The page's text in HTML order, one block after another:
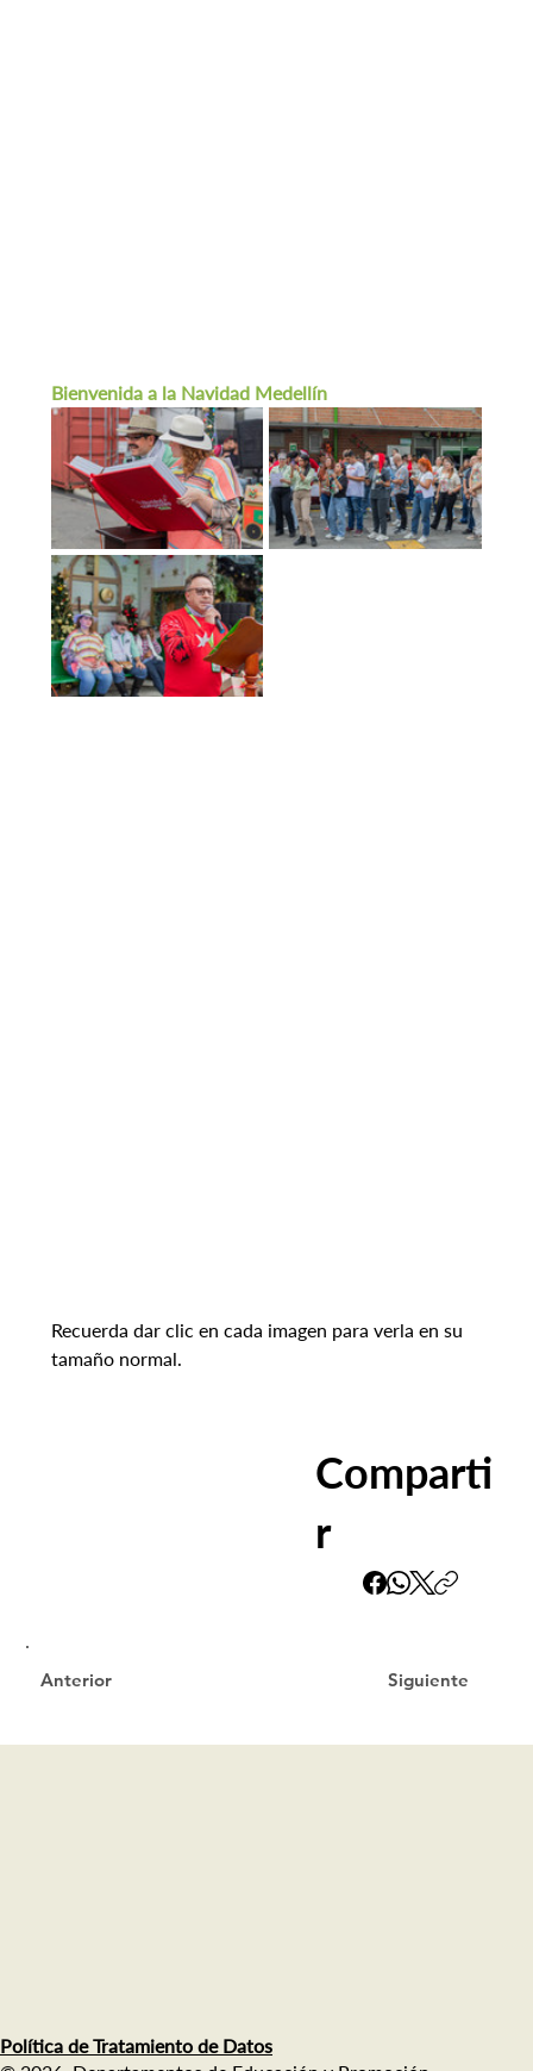
Bienvenida a la Navidad Medellín
Recuerda dar clic en cada imagen para verla en su
tamaño normal.
Comparti
r
Siguiente
Anterior
Política de Tratamiento de Datos